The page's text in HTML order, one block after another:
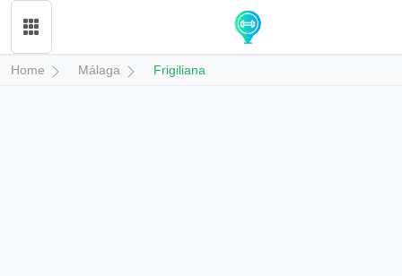
Home Málaga Frigiliana